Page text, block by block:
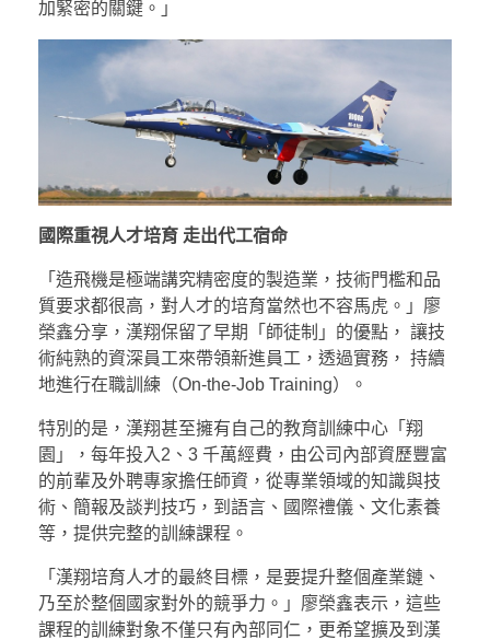
加緊密的關鍵。」
國際重視人才培育 走出代工宿命
「造飛機是極端講究精密度的製造業，技術門檻和品
質要求都很高，對人才的培育當然也不容馬虎。」廖
榮鑫分享，漢翔保留了早期「師徒制」的優點， 讓技
術純熟的資深員工來帶領新進員工，透過實務， 持續
地進行在職訓練（On-the-Job Training）。
特別的是，漢翔甚至擁有自己的教育訓練中心「翔
園」，每年投入2、3 千萬經費，由公司內部資歷豐富
的前輩及外聘專家擔任師資，從專業領域的知識與技
術、簡報及談判技巧，到語言、國際禮儀、文化素養
等，提供完整的訓練課程。
「漢翔培育人才的最終目標，是要提升整個產業鏈、
乃至於整個國家對外的競爭力。」廖榮鑫表示，這些
課程的訓練對象不僅只有內部同仁，更希望擴及到漢